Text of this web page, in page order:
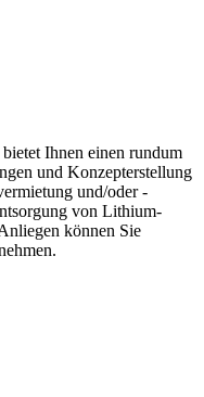
Ihnen einen rundum
und Konzepterstellung
und/oder -
von Lithium-
können Sie